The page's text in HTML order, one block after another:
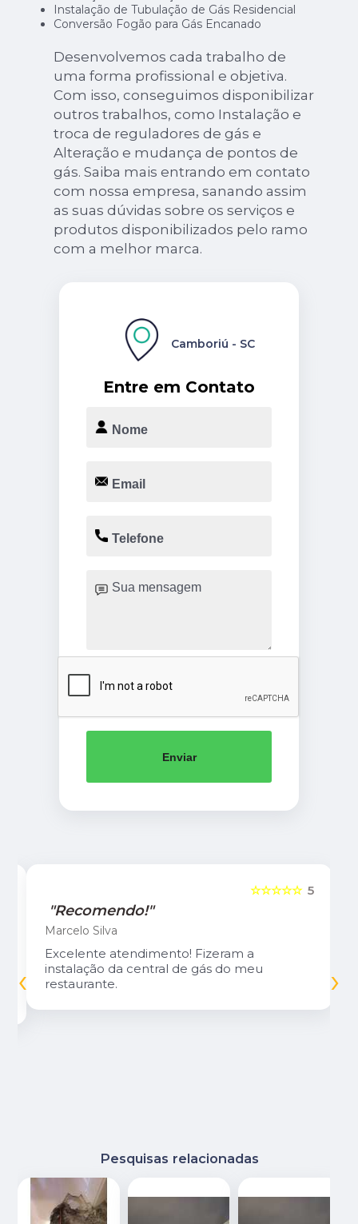
Instalação de Tubulação de Gás Residencial
Conversão Fogão para Gás Encanado
Desenvolvemos cada trabalho de
uma forma profissional e objetiva.
Com isso, conseguimos disponibilizar
outros trabalhos, como Instalação e
troca de reguladores de gás e
Alteração e mudança de pontos de
gás. Saiba mais entrando em contato
com nossa empresa, sanando assim
as suas dúvidas sobre os serviços e
produtos disponibilizados pelo ramo
com a melhor marca.
Entre em Contato
Camboriú - SC
Enviar
5
☆☆☆☆☆
"Recomendo!"
Marcelo Silva
Excelente atendimento! Fizeram a
instalação da central de gás do meu
restaurante.
‹ ›
Pesquisas relacionadas